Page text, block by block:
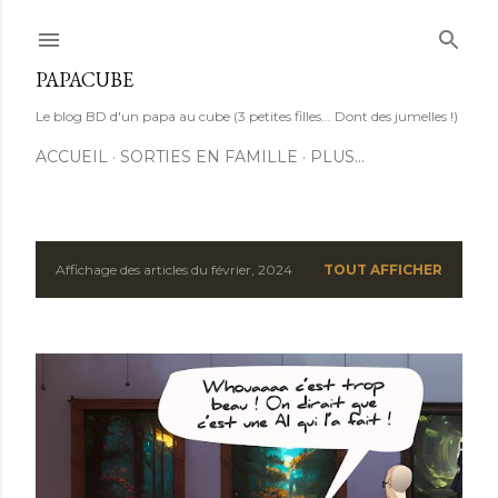
PAPACUBE
Le blog BD d'un papa au cube (3 petites filles... Dont des jumelles !)
ACCUEIL SORTIES EN FAMILLE PLUS…
A
t
Affichage des articles du février, 2024 TOUT AFFICHER